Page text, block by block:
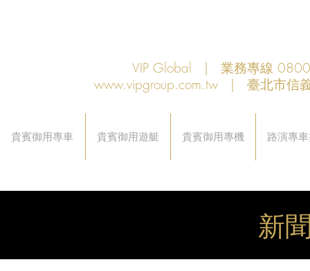
VIP Global | 業務專線
www.vipgroup.com.tw | 臺北市信
貴賓御用專車 貴賓御用遊艇 貴賓御用專機 路演專
新